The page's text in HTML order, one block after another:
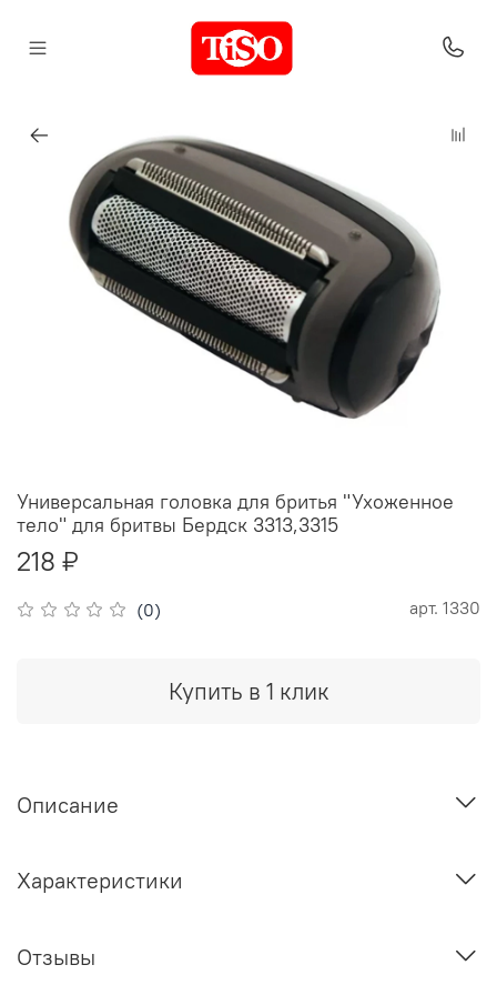
(0) арт. 1330
Универсальная головка для бритья "Ухоженное
тело" для бритвы Бердск 3313,3315
218 ₽
Купить в 1 клик
Описание
Характеристики
Отзывы